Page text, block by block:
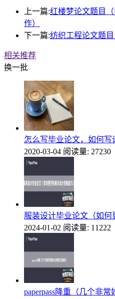
上一篇:红楼梦论文题目
作）
下一篇:纺织工程论文题目
相关推荐
换一批
怎么写毕业论文，如何写
2020-03-04 阅读量: 27230
服装设计毕业论文（如何
2024-01-02 阅读量: 11222
paperpass降重（几个非